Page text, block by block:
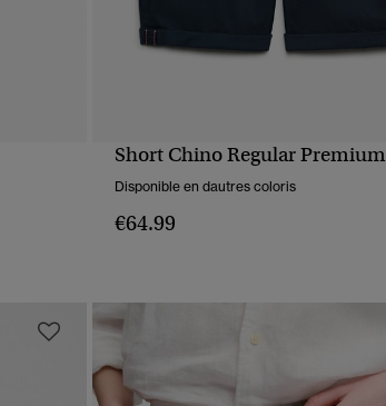
APERÇU RAPIDE
Short Chino Regular Premium
Disponible en dautres coloris
€64.99